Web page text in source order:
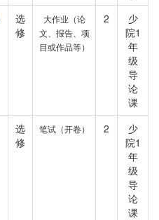
选
修
大作业（论
文、报告、项
目或作品等）
2
少
院1
年
级
导
论
课
选
修
笔试（开卷） 2
少
院1
年
级
导
论
课